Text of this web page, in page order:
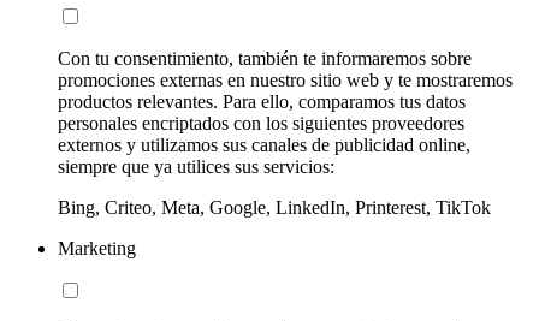
Con tu consentimiento, también te informaremos sobre
promociones externas en nuestro sitio web y te mostraremos
productos relevantes. Para ello, comparamos tus datos
personales encriptados con los siguientes proveedores
externos y utilizamos sus canales de publicidad online,
siempre que ya utilices sus servicios:
Bing, Criteo, Meta, Google, LinkedIn, Printerest, TikTok
Marketing